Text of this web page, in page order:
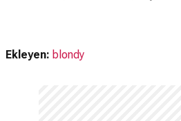
Ekleyen: blondy